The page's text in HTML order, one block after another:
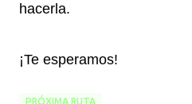
hacerla.
¡Te esperamos!
PRÓXIMA RUTA